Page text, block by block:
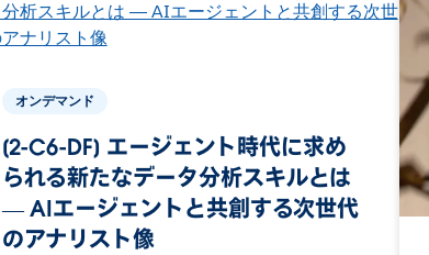
オンデマンド
[2-C6-DF] エージェント時代に求め
られる新たなデータ分析スキルとは
― AIエージェントと共創する次世代
のアナリスト像